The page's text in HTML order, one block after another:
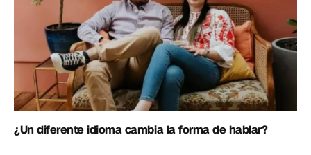
¿Un diferente idioma cambia la forma de hablar?